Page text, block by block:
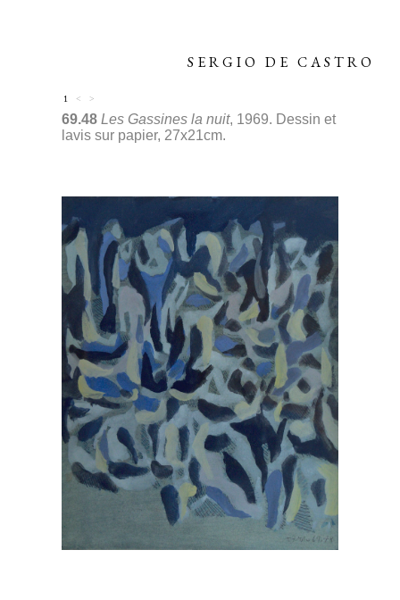
SERGIO DE CASTRO
1 < >
69.48 Les Gassines la nuit, 1969. Dessin et
lavis sur papier, 27x21cm.